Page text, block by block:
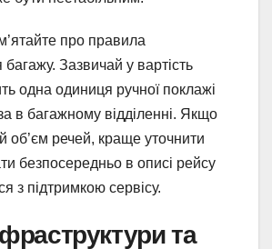
про правила
Зазвичай у вартість
одна одиниця ручної поклажі
в багажному відділенні. Якщо
об’єм речей, краще уточнити
безпосередньо в описі рейсу
з підтримкою сервісу.
та